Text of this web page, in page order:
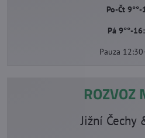
Po-Čt 9°°-
Pá 9°°-
Pauza
ROZVOZ
Jižní Čechy